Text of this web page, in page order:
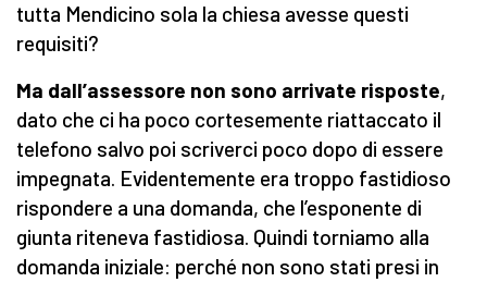
tutta Mendicino sola la chiesa avesse questi
requisiti?
Ma dall’assessore non sono arrivate risposte,
dato che ci ha poco cortesemente riattaccato il
telefono salvo poi scriverci poco dopo di essere
impegnata. Evidentemente era troppo fastidioso
rispondere a una domanda, che l’esponente di
giunta riteneva fastidiosa. Quindi torniamo alla
domanda iniziale: perché non sono stati presi in